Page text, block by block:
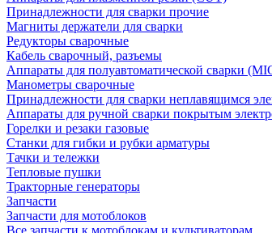
Принадлежности для сварки прочие
Магниты держатели для сварки
Редукторы сварочные
Кабель сварочный, разъемы
Аппараты для полуавтоматической сварки
Манометры сварочные
Принадлежности для сварки неплавящимся
Аппараты для ручной сварки покрытым
Горелки и резаки газовые
Станки для гибки и рубки арматуры
Тачки и тележки
Тепловые пушки
Тракторные генераторы
Запчасти
Запчасти для мотоблоков
Все запчасти к мотоблокам и культиваторам